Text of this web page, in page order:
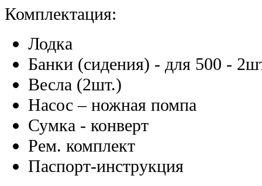
Комплектация:
Лодка
Банки (сидения) - для 500 -
Весла (2шт.)
Насос – ножная помпа
Сумка - конверт
Рем. комплект
Паспорт-инструкция